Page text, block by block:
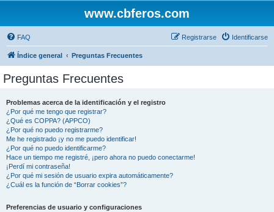
www.cbferos.com
FAQ Identificarse
Registrarse
Índice general Preguntas Frecuentes
Preguntas Frecuentes
Problemas acerca de la identificación y el registro
¿Por qué me tengo que registrar?
¿Qué es COPPA? (APPCO)
¿Por qué no puedo registrarme?
Me he registrado ¡y no me puedo identificar!
¿Por qué no puedo identificarme?
Hace un tiempo me registré, ¡pero ahora no puedo conectarme!
¡Perdí mi contraseña!
¿Por qué mi sesión de usuario expira automáticamente?
¿Cuál es la función de “Borrar cookies”?
Preferencias de usuario y configuraciones